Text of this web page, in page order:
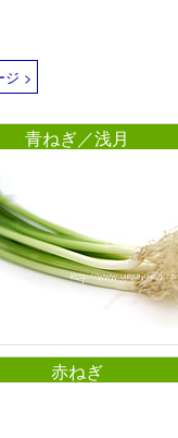
ジ >
青ねぎ／浅月
赤ねぎ